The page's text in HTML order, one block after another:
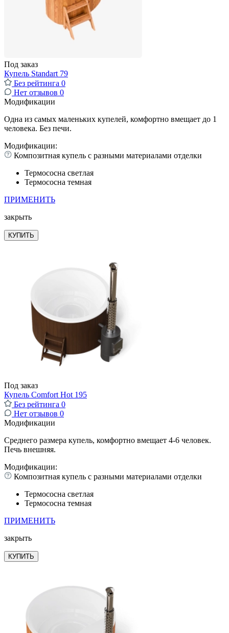
Под заказ
Купель Standart 79
Без рейтинга 0
Нет отзывов 0
Модификации
Одна из самых маленьких купелей, комфортно вмещает до 1
человека. Без печи.
Модификации:
Композитная купель с разными материалами отделки
Термососна светлая
Термососна темная
ПРИМЕНИТЬ
закрыть
КУПИТЬ
Под заказ
Купель Comfort Hot 195
Без рейтинга 0
Нет отзывов 0
Модификации
Среднего размера купель, комфортно вмещает 4-6 человек.
Печь внешняя.
Модификации:
Композитная купель с разными материалами отделки
Термососна светлая
Термососна темная
ПРИМЕНИТЬ
закрыть
КУПИТЬ